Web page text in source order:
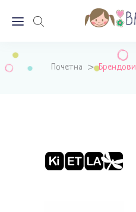
Почетна >Брендови